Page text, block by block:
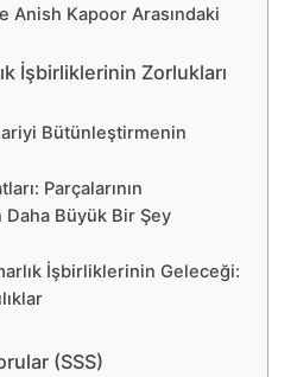
Anish Kapoor Arasındaki
İşbirliklerinin Zorlukları
Bütünleştirmenin
Parçalarının
Daha Büyük Bir Şey
İşbirliklerinin Geleceği:
(SSS)